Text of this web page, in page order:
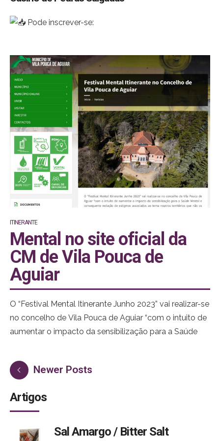
Pode inscrever-se:
Pelo emailFestivalmentalitinerante@gmail.com
259 419 100‬ (divisão
social)
Consultar o programa no link abaixo:
Agenda – Mental
ITINERANTE
Mental no site oficial da
CM de Vila Pouca de
Aguiar
O “Festival Mental Itinerante Junho 2023” vai realizar-se
no concelho de Vila Pouca de Aguiar “com o intuito de
aumentar o impacto da sensibilização para a Saúde
associados ao tema noutros territórios que não os
grandes centros urbanos”. Este acontecimento inclui
Nos dias 16 e 17 de junho em Pedras Salgadas
Mental tem entrada livre e iniciará na sexta-feira à tarde
Newer Posts
Artigos
Sal Amargo / Bitter Salt